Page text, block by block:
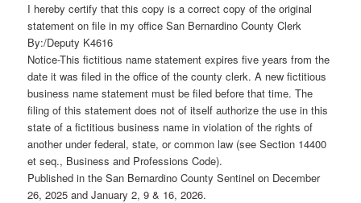
I hereby certify that this copy is a correct copy of the original
statement on file in my office San Bernardino County Clerk
By:/Deputy K4616
Notice-This fictitious name statement expires five years from the
date it was filed in the office of the county clerk. A new fictitious
business name statement must be filed before that time. The
filing of this statement does not of itself authorize the use in this
state of a fictitious business name in violation of the rights of
another under federal, state, or common law (see Section 14400
et seq., Business and Professions Code).
Published in the San Bernardino County Sentinel on December
26, 2025 and January 2, 9 & 16, 2026.